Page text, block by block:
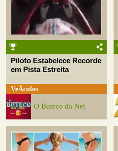
Piloto Estabelece Recorde
em Pista Estreita
VeÃ­culos
O Buteco da Net